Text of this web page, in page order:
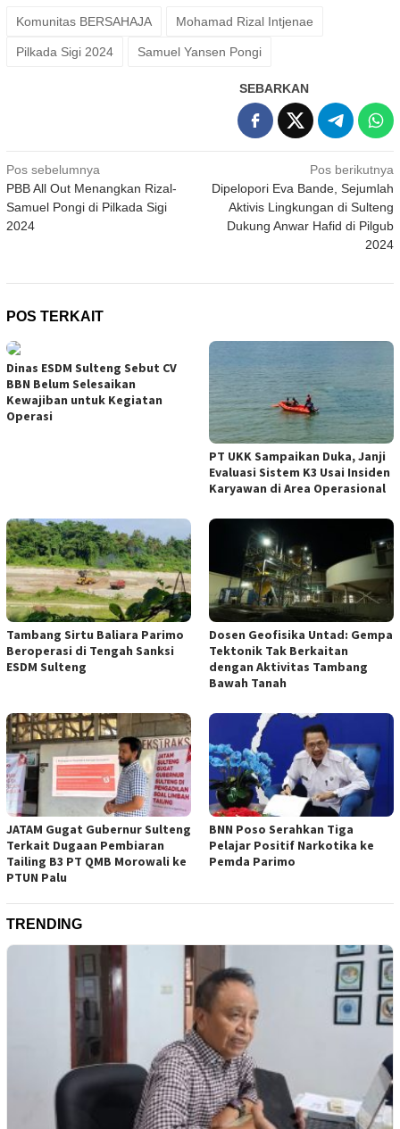
Komunitas BERSAHAJA Mohamad Rizal Intjenae
Pilkada Sigi 2024 Samuel Yansen Pongi
SEBARKAN
Navigasi
pos
Pos sebelumnya
PBB All Out Menangkan Rizal-
Samuel Pongi di Pilkada Sigi
2024
Pos berikutnya
Dipelopori Eva Bande, Sejumlah
Aktivis Lingkungan di Sulteng
Dukung Anwar Hafid di Pilgub
2024
POS TERKAIT
Dinas ESDM Sulteng Sebut CV
BBN Belum Selesaikan
Kewajiban untuk Kegiatan
Operasi
PT UKK Sampaikan Duka, Janji
Evaluasi Sistem K3 Usai Insiden
Karyawan di Area Operasional
Tambang Sirtu Baliara Parimo
Beroperasi di Tengah Sanksi
ESDM Sulteng
Dosen Geofisika Untad: Gempa
Tektonik Tak Berkaitan
dengan Aktivitas Tambang
Bawah Tanah
JATAM Gugat Gubernur Sulteng
Terkait Dugaan Pembiaran
Tailing B3 PT QMB Morowali ke
PTUN Palu
BNN Poso Serahkan Tiga
Pelajar Positif Narkotika ke
Pemda Parimo
TRENDING